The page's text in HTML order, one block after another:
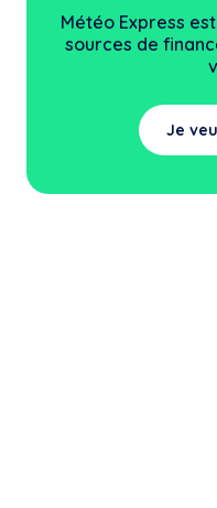
Météo Express
sources de
Je